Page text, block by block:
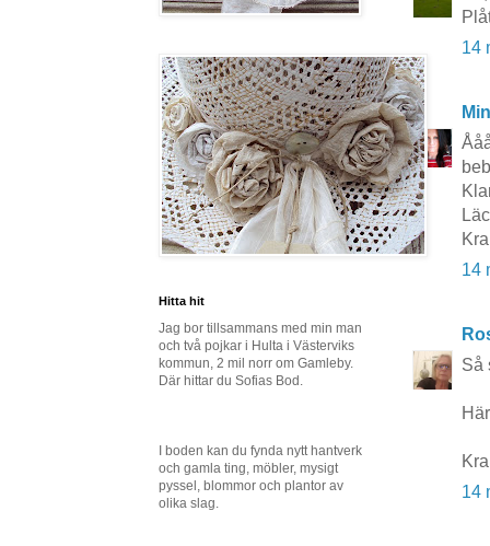
14
14
Så
14
Hitta hit
Jag bor tillsammans med min man
och två pojkar i Hulta i Västerviks
kommun, 2 mil norr om Gamleby.
Där hittar du Sofias Bod.
I boden kan du fynda nytt hantverk
och gamla ting, möbler, mysigt
pyssel, blommor och plantor av
olika slag.